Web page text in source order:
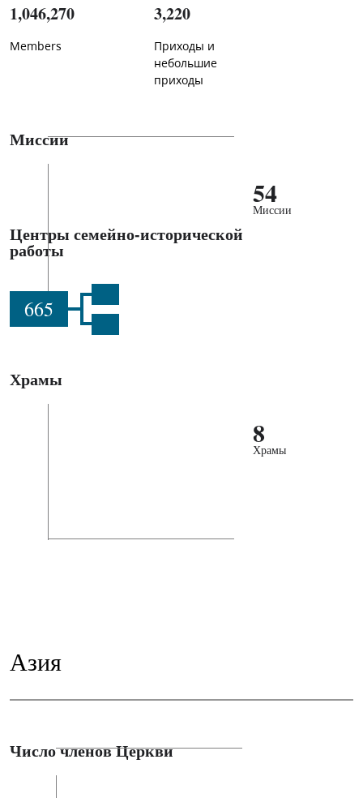
1,046,270
Members
3,220
Приходы и
небольшие
приходы
Миссии
54
Миссии
Центры семейно-исторической
работы
665
Храмы
8
Храмы
Азия
Число членов Церкви